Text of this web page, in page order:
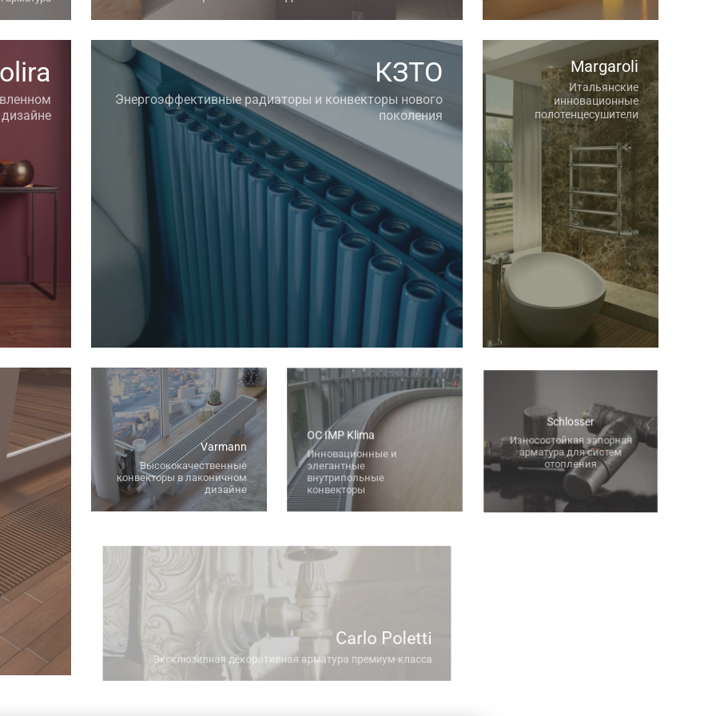
дизайне
КЗТО
Энергоэффективные радиаторы и конвекторы нового
поколения
Margaroli
Итальянские
инновационные
полотенцесушители
Varmann
Высококачественные
конвекторы в лаконичном
дизайне
OC IMP Klima
Инновационные и
элегантные
внутрипольные
конвекторы
Schlosser
Износостойкая запорная
арматура для систем
отопления
Carlo Poletti
Эксклюзивная декоративная арматура премиум-класса